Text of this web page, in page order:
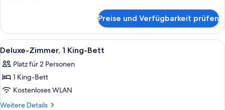
anzeigen
Zimmer,
2 Queen-
Betten,
Preise und Verfügbarkeit prüfen
Alle
Fotos
für
Deluxe-
Zimmer,
1 King-
Ein ordentlich bezogenes Bett mit
5
Deluxe-Zimmer, 1 King-Bett
Platz für 2 Personen
1 King-Bett
Kostenloses WLAN
Weitere Details
Weitere